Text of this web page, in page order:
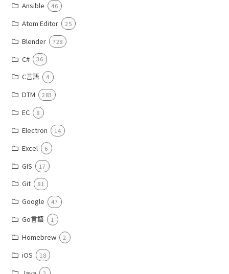
Ansible 46
Atom Editor 25
Blender 728
C# 36
C言語 4
DTM 283
EC 8
Electron 14
Excel 6
GIS 17
Git 81
Google 47
Go言語 1
Homebrew 2
iOS 18